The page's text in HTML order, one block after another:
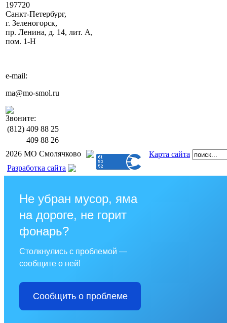
197720
Санкт-Петербург,
г. Зеленогорск,
пр. Ленина, д. 14, лит. А,
пом. 1-Н
e-mail:
ma@mo-smol.ru
Звоните:
(812) 409 88 25
409 88 26
2026 МО Смолячково
Карта сайта
Разработка сайта
Не убран мусор, яма
на дороге, не горит
фонарь?
Столкнулись с проблемой —
сообщите о ней!
Сообщить о проблеме